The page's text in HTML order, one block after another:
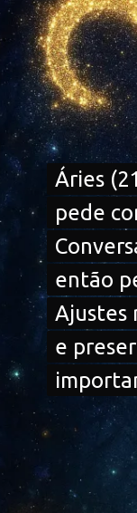
Áries
pede
então
Ajustes
e
Áries
pede
então
Ajustes
e